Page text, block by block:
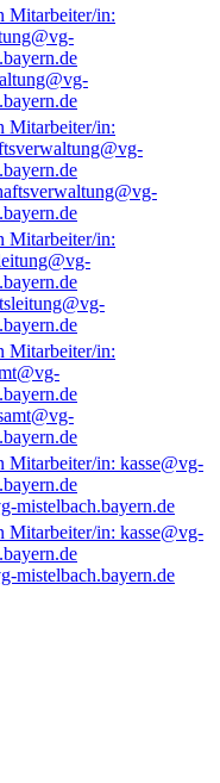
mistelbach.bayern.de
mistelbach.bayern.de